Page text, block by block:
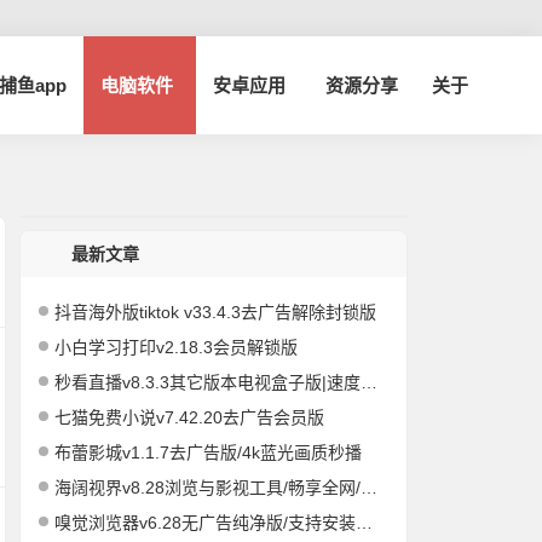
鱼app 电脑软件 安卓应用 资源分享 关于
最新文章
抖音海外版tiktok v33.4.3去广告解除封锁版
小白学习打印v2.18.3会员解锁版
秒看直播v8.3.3其它版本电视盒子版|速度飞快，即点即播
七猫免费小说v7.42.20去广告会员版
布蕾影城v1.1.7去广告版/4k蓝光画质秒播
海阔视界v8.28浏览与影视工具/畅享全网/精品影视
嗅觉浏览器v6.28无广告纯净版/支持安装插件